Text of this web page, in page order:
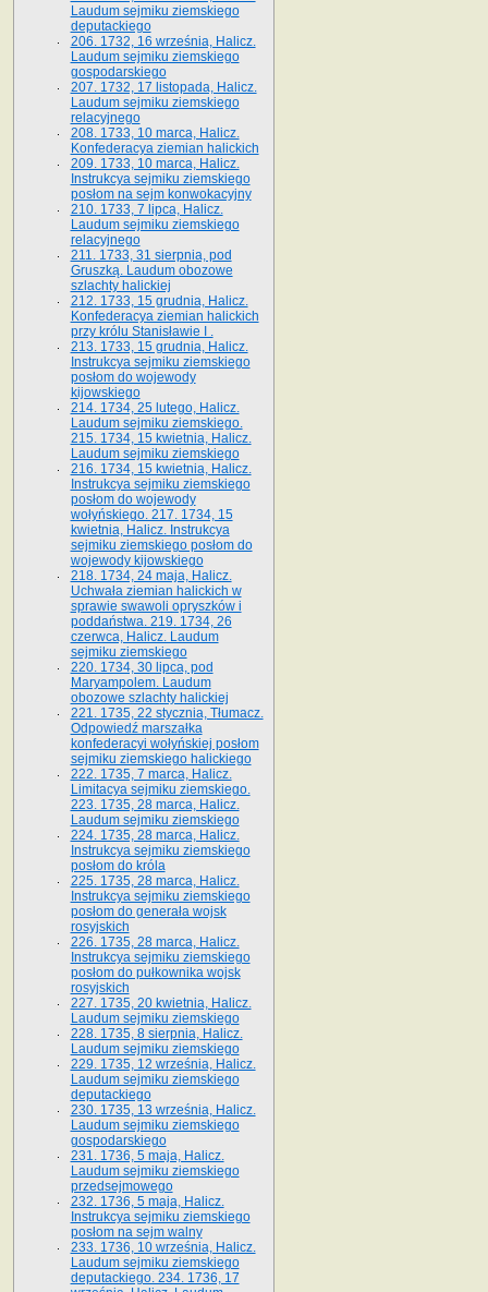
Laudum sejmiku ziemskiego
deputackiego
206. 1732, 16 września, Halicz.
Laudum sejmiku ziemskiego
gospodarskiego
207. 1732, 17 listopada, Halicz.
Laudum sejmiku ziemskiego
relacyjnego
208. 1733, 10 marca, Halicz.
Konfederacya ziemian halickich­
209. 1733, 10 marca, Halicz.
Instrukcya sejmiku ziemskiego
posłom na sejm konwokacyjny
210. 1733, 7 lipca, Halicz.
Laudum sejmiku ziemskiego
relacyjnego
211. 1733, 31 sierpnia, pod
Gruszką. Laudum obozowe
szlachty halickiej
212. 1733, 15 grudnia, Halicz.
Konfederacya ziemian halickich
przy królu Stanisławie I .
213. 1733, 15 grudnia, Halicz.
Instrukcya sejmiku ziemskiego
posłom do wojewody
kijowskiego
214. 1734, 25 lutego, Halicz.
Laudum sejmiku ziemskiego.
215. 1734, 15 kwietnia, Halicz.
Laudum sejmiku ziemskiego
216. 1734, 15 kwietnia, Halicz.
Instrukcya sejmiku ziemskiego
posłom do wojewody
wołyńskiego. 217. 1734, 15
kwietnia, Halicz. Instrukcya
sejmiku ziemskiego posłom do
wojewody kijowskiego
218. 1734, 24 maja, Halicz.
Uchwała ziemian halickich w
sprawie swawoli opryszków i
poddaństwa. 219. 1734, 26
czerwca, Halicz. Laudum
sejmiku ziemskiego
220. 1734, 30 lipca, pod
Maryampolem. Laudum
obozowe szlachty halickiej
221. 1735, 22 stycznia, Tłumacz.
Odpowiedź marszałka
konfederacyi wołyńskiej posłom
sejmiku ziemskiego halickiego
222. 1735, 7 marca, Halicz.
Limitacya sejmiku ziemskiego.
223. 1735, 28 marca, Halicz.
Laudum sejmiku ziemskiego
224. 1735, 28 marca, Halicz.
Instrukcya sejmiku ziemskiego
posłom do króla
225. 1735, 28 marca, Halicz.
Instrukcya sejmiku ziemskiego
posłom do generała wojsk
rosyjskich
226. 1735, 28 marca, Halicz.
Instrukcya sejmiku ziemskiego
posłom do pułkownika wojsk
rosyjskich
227. 1735, 20 kwietnia, Halicz.
Laudum sejmiku ziemskiego
228. 1735, 8 sierpnia, Halicz.
Laudum sejmiku ziemskiego
229. 1735, 12 września, Halicz.
Laudum sejmiku ziemskiego
deputackiego
230. 1735, 13 września, Halicz.
Laudum sejmiku ziemskiego
gospodarskiego
231. 1736, 5 maja, Halicz.
Laudum sejmiku ziemskiego
przedsejmowego
232. 1736, 5 maja, Halicz.
Instrukcya sejmiku ziemskiego
posłom na sejm walny
233. 1736, 10 września, Halicz.
Laudum sejmiku ziemskiego
deputackiego. 234. 1736, 17